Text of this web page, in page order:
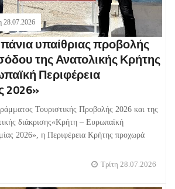
28.07.2026
υπαίθριας προβολής
της Ανατολικής Κρήτης
Περιφέρεια
2026»
Τουριστικής Προβολής 2026 και της
διάκρισης«Κρήτη – Ευρωπαϊκή
2026», η Περιφέρεια Κρήτης προχωρά
Τρίτη 28.07.2026